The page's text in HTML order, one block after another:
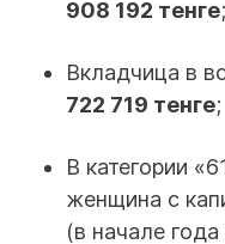
908 192 тенге;
Вкладчица в
722 719 тенге;
В категории
женщина с
(в начале